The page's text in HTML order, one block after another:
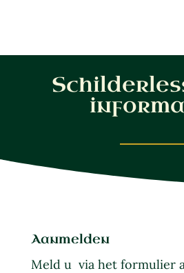
Aanmelden
Meld u via het formulier